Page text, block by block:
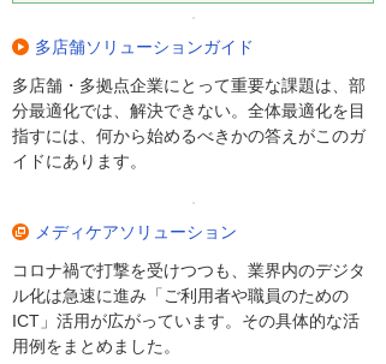
多店舗ソリューションガイド
多店舗・多拠点企業にとって重要な課題は、部
分最適化では、解決できない。全体最適化を目
指すには、何から始めるべきかの答えがこのガ
イドにあります。
メディケアソリューション
コロナ禍で打撃を受けつつも、業界内のデジタ
ル化は急速に進み「ご利用者や職員のための
ICT」活用が広がっています。その具体的な活
用例をまとめました。